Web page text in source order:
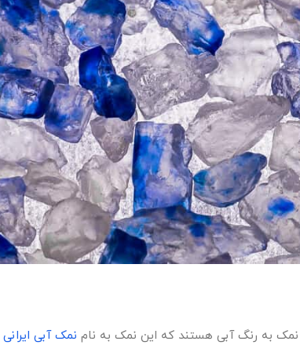
نمک به رنگ آبی هستند که این نمک به نام نمک آبی ایرانی